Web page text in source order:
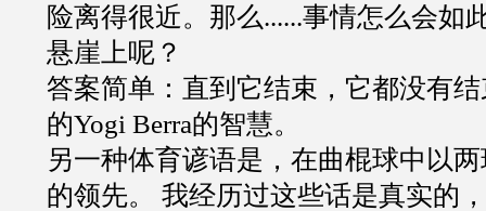
险离得很近。那么......事情怎么会如
悬崖上呢？
答案简单：直到它结束，它都没有
的Yogi Berra的智慧。
另一种体育谚语是，在曲棍球中以
的领先。 我经历过这些话是真实的